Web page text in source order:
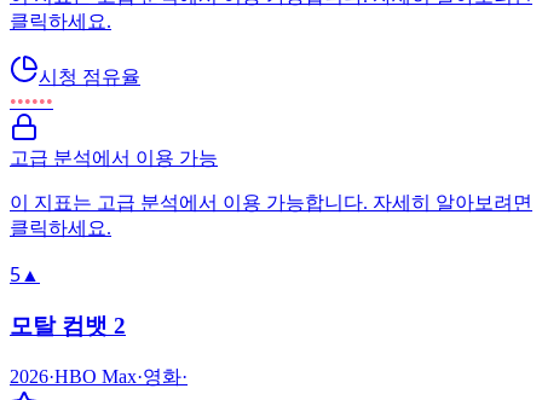
클릭하세요.
시청 점유율
••••••
고급 분석에서 이용 가능
이 지표는 고급 분석에서 이용 가능합니다. 자세히 알아보려면
클릭하세요.
5 ▲
모탈 컴뱃 2
2026·HBO Max·영화·